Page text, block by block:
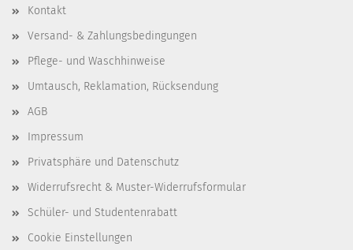
Kontakt
Versand- & Zahlungsbedingungen
Pflege- und Waschhinweise
Umtausch, Reklamation, Rücksendung
AGB
Impressum
Privatsphäre und Datenschutz
Widerrufsrecht & Muster-Widerrufsformular
Schüler- und Studentenrabatt
Cookie Einstellungen